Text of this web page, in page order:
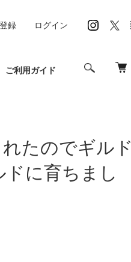
ご利用ガイド
録 ログイン
たのでギルド
に育ちまし